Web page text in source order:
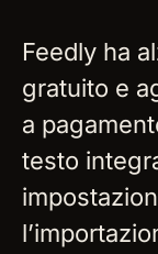
Feedly ha
gratuito e
a
testo